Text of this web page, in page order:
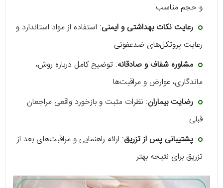
و حجم مناسب
رعایت نکات بهداشتی و ایمنی: استفاده از مواد استاندارد و
رعایت پروتکل‌های ضدعفونی
مشاوره شفاف و صادقانه: توضیح کامل درباره روش،
ماندگاری، عوارض و مراقبت‌ها
رضایت بیماران: نظرات مثبت و بازخورد واقعی مراجعان
قبلی
پشتیبانی پس از تزریق: ارائه راهنمایی و مراقبت‌های بعد از
تزریق برای نتیجه بهتر